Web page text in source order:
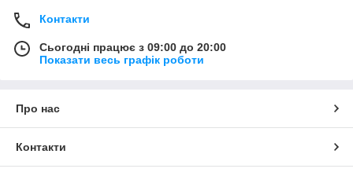
Контакти
Сьогодні працює з 09:00 до 20:00
Показати весь графік роботи
Про нас
Контакти